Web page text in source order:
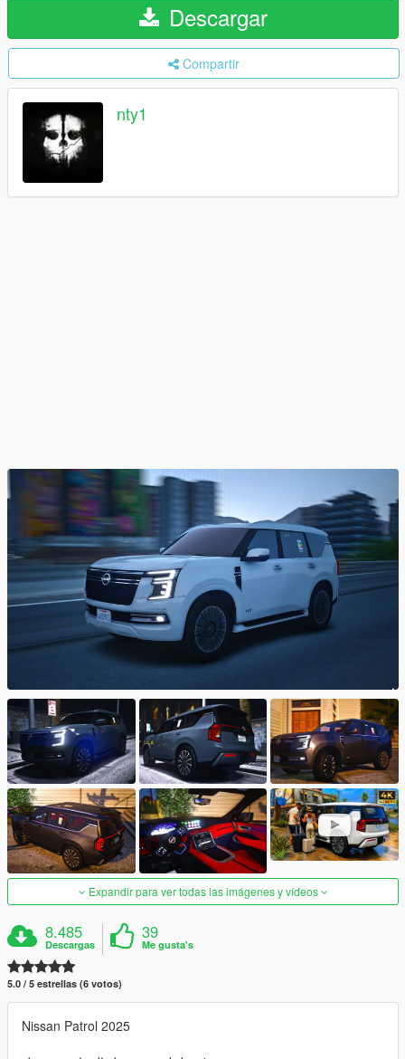
Descargar
Compartir
nty1
Expandir para ver todas las imágenes y vídeos
8.485
Descargas
39
Me gusta's
5.0 / 5 estrellas (6 votos)
Nissan Patrol 2025